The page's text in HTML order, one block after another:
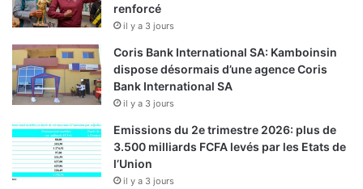
renforcé
il y a 3 jours
Coris Bank International SA: Kamboinsin
dispose désormais d’une agence Coris
Bank International SA
il y a 3 jours
Emissions du 2e trimestre 2026: plus de
3.500 milliards FCFA levés par les Etats de
l’Union
il y a 3 jours